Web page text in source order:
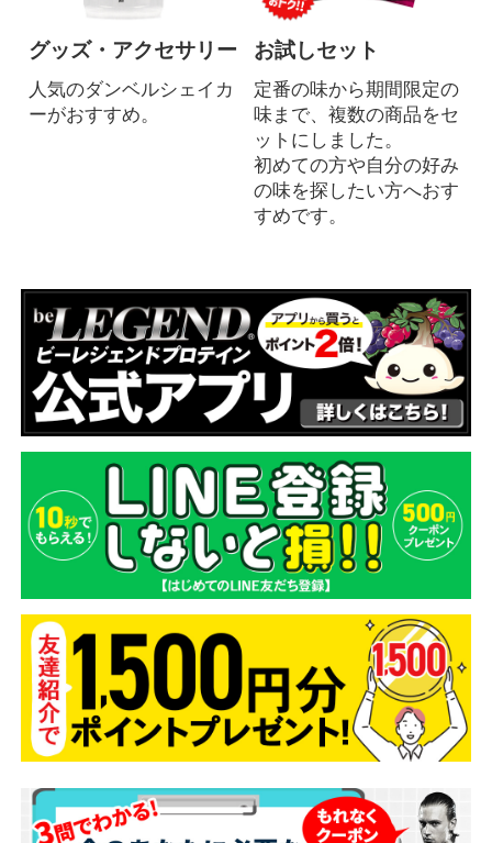
グッズ・アクセサリー
人気のダンベルシェイカ
ーがおすすめ。
お試しセット
定番の味から期間限定の
味まで、複数の商品をセ
ットにしました。
初めての方や自分の好み
の味を探したい方へおす
すめです。